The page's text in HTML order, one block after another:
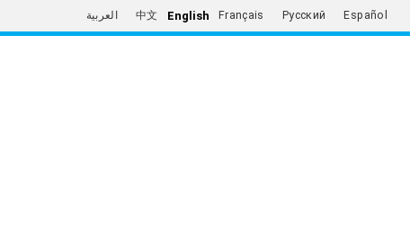
العربية 中文 English Français Русский Español